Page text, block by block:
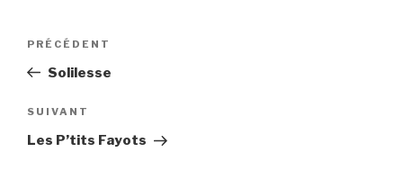
Navigation
Article
précédent
PRÉCÉDENT
Solilesse
Article
suivant
SUIVANT
Les P’tits Fayots